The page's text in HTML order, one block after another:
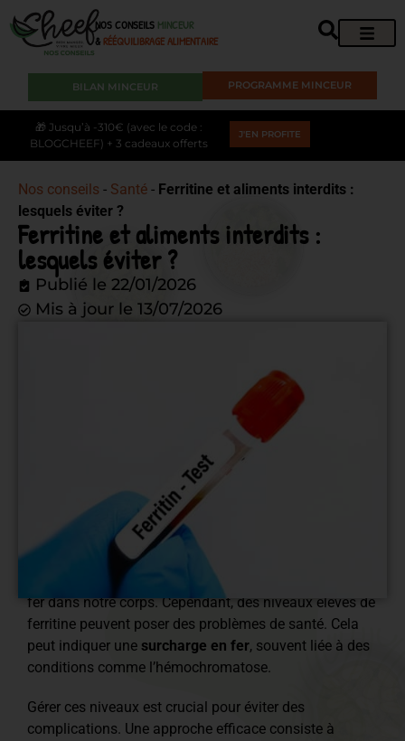
NOS CONSEILS MINCEUR
&RÉÉQUILIBRAGE ALIMENTAIRE
PROGRAMME MINCEUR
BILAN MINCEUR
🎁 Jusqu’à -310€ (avec le code :
BLOGCHEEF) + 3 cadeaux offerts
J'EN PROFITE
Nos conseils - Santé - Ferritine et aliments interdits :
lesquels éviter ?
Ferritine et aliments interdits :
lesquels éviter ?
Publié le 22/01/2026
Mis à jour le 13/07/2026
est une protéine essentielle
fer dans notre corps. Cependant, des niveaux élevés de
ferritine peuvent poser des problèmes de santé. Cela
peut indiquer une surcharge en fer, souvent liée à des
conditions comme l’hémochromatose.
Gérer ces niveaux est crucial pour éviter des
complications. Une approche efficace consiste à